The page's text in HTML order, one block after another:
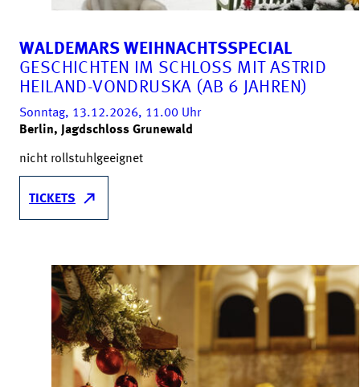
WALDEMARS WEIHNACHTSSPECIAL
GESCHICHTEN IM SCHLOSS MIT ASTRID
HEILAND-VONDRUSKA (AB 6 JAHREN)
Sonntag, 13.12.2026, 11.00 Uhr
Berlin, Jagdschloss Grunewald
nicht rollstuhlgeeignet
TICKETS